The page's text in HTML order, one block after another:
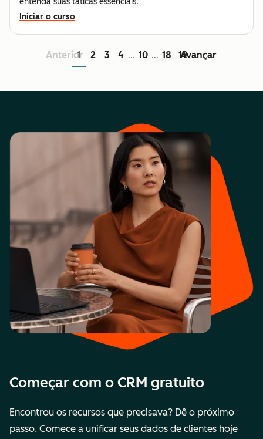
Iniciar o curso
Anterior
1 2 3 4 ... 10 ... 18 19
Avançar
Começar com o CRM gratuito
Encontrou os recursos que precisava? Dê o próximo
passo. Comece a unificar seus dados de clientes hoje